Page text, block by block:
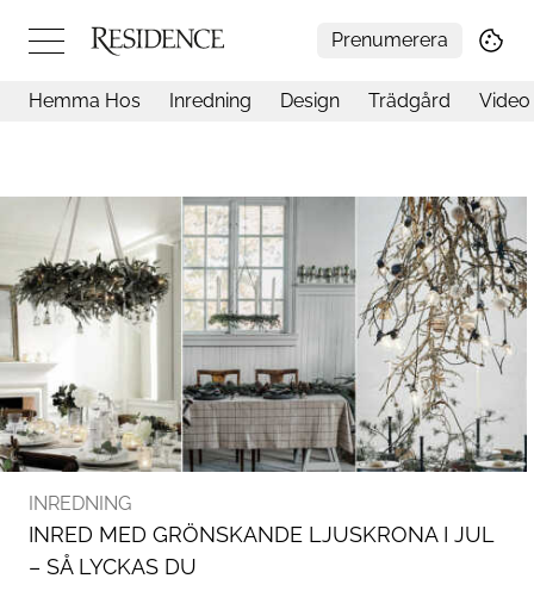
Prenumerera
Design
Trädgård
Video
Inredning
Livsstil
Resor
Mat & Dryck
Influencers
Mer
Hemma Hos Inredning Design Trädgård Video
INREDNING
INRED MED GRÖNSKANDE LJUSKRONA I JUL
– SÅ LYCKAS DU